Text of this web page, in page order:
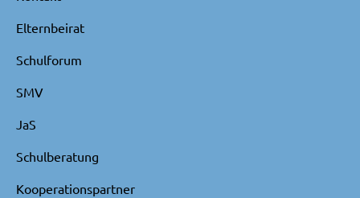
Elternbeirat
Schulforum
SMV
JaS
Schulberatung
Kooperationspartner